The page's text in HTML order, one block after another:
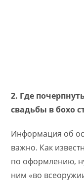
2. Где
свадьбы в бохо
Информация об
важно. Как
по оформлению,
ним «во